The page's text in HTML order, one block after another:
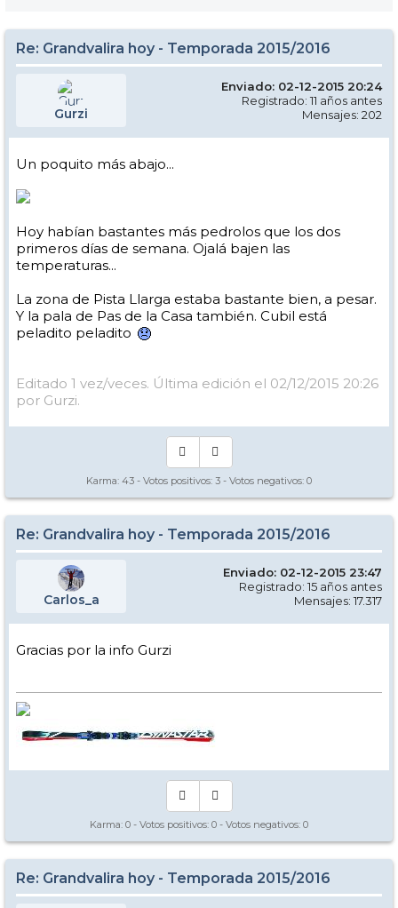
Re: Grandvalira hoy - Temporada 2015/2016
Gurzi
Enviado: 02-12-2015 20:24
Registrado: 11 años antes
Mensajes: 202
Un poquito más abajo...
Hoy habían bastantes más pedrolos que los dos
primeros días de semana. Ojalá bajen las
temperaturas...
La zona de Pista Llarga estaba bastante bien, a pesar.
Y la pala de Pas de la Casa también. Cubil está
peladito peladito
Editado 1 vez/veces. Última edición el 02/12/2015 20:26
por Gurzi.
Karma: 43 - Votos positivos: 3 - Votos negativos: 0
Re: Grandvalira hoy - Temporada 2015/2016
Carlos_a
Enviado: 02-12-2015 23:47
Registrado: 15 años antes
Mensajes: 17.317
Gracias por la info Gurzi
Karma: 0 - Votos positivos: 0 - Votos negativos: 0
Re: Grandvalira hoy - Temporada 2015/2016